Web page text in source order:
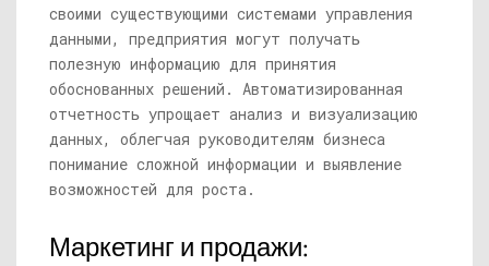
своими существующими системами управления
данными, предприятия могут получать
полезную информацию для принятия
обоснованных решений. Автоматизированная
отчетность упрощает анализ и визуализацию
данных, облегчая руководителям бизнеса
понимание сложной информации и выявление
возможностей для роста.
Маркетинг и продажи: